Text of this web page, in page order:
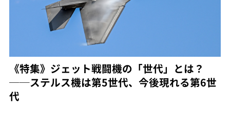
《特集》ジェット戦闘機の「世代」とは？
──ステルス機は第5世代、今後現れる第6世
代